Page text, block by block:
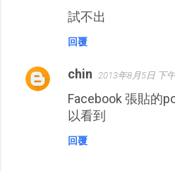
試不出
回覆
chin 2013年8月5日 下
Facebook 張貼的
以看到
回覆